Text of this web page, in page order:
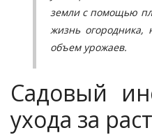
земли с помощью
жизнь огородника,
объем урожаев.
Садовый
ухода за